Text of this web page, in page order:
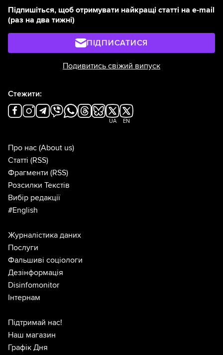
Підпишіться, щоб отримувати найкращі статті на e-mail
(раз на два тижні)
ПІДПИСАТИСЯ
Подивитись свіжий випуск
Стежити:
UA EN
Про нас (About us)
Статті (RSS)
Фрагменти (RSS)
Розсилки Текстів
Вибір редакції
#English
Журналістика даних
Послуги
Фальшиві соціологи
Дезінформація
Disinfomonitor
Інтернам
Підтримай нас!
Наш магазин
Графік Дня